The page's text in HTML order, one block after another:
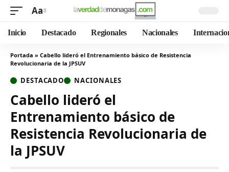
Aa
Inicio Destacado Regionales Nacionales
Portada » Cabello lideró el Entrenamiento básico de Resistencia
Revolucionaria de la JPSUV
DESTACADO NACIONALES
Cabello lideró el
Entrenamiento básico de
Resistencia Revolucionaria de
la JPSUV